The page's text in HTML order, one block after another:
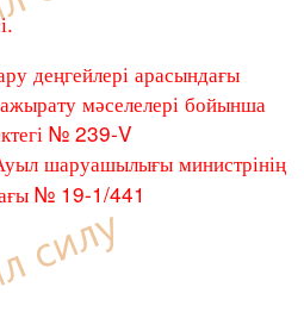
деңгейлері арасындағы
ажырату мәселелері бойынша
№ 239-V
шаруашылығы министрінің
№ 19-1/441